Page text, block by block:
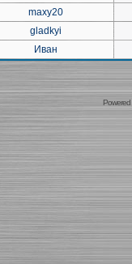
maxy20
gladkyi
Иван